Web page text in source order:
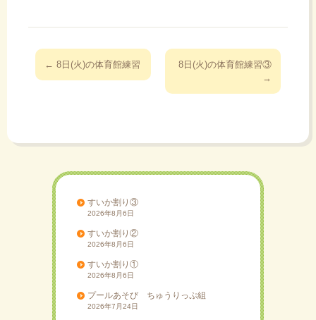
投
稿
← 8日(火)の体育館練習
8日(火)の体育館練習③
→
すいか割り③
2026年8月6日
すいか割り②
2026年8月6日
すいか割り①
2026年8月6日
プールあそび ちゅうりっぷ組
2026年7月24日